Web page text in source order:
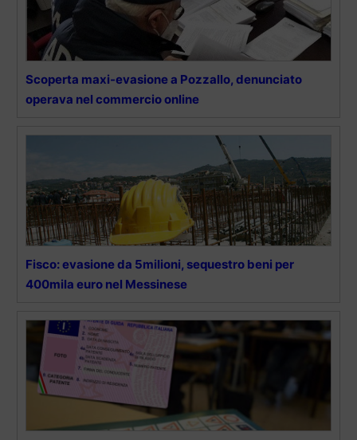
Scoperta maxi-evasione a Pozzallo, denunciato
operava nel commercio online
Fisco: evasione da 5milioni, sequestro beni per
400mila euro nel Messinese